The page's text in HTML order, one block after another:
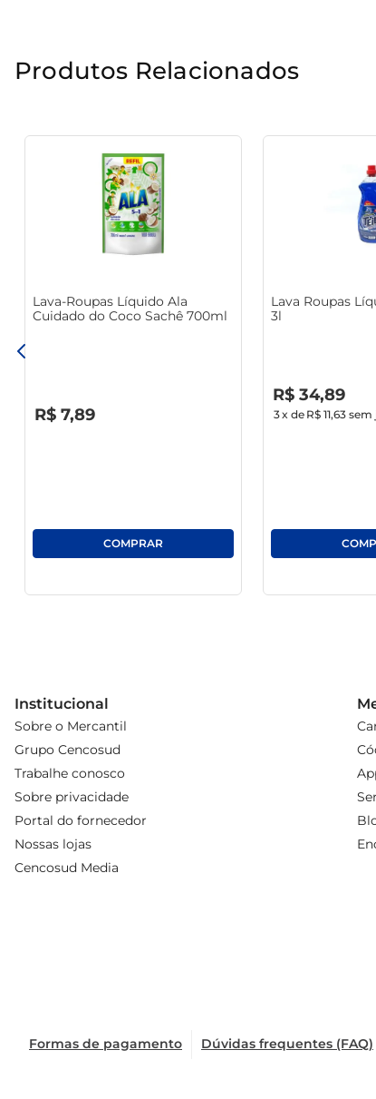
Compromisso com a Sustentabilidade
Ala se preocupa com o meio ambiente e a saúde
para um consumo mais consciente. Apostar nessa
Experimente o Lava Roupas Ala Embalagem
Produtos Relacionados
Lava-Roupas Líquido Ala
Cuidado do Coco Sachê 700ml
R$ 7,89
Lava Roupas
3l
R$ 34,89
3x de R$ 11,63sem
Institucional
Sobre o Mercantil
Grupo Cencosud
Trabalhe conosco
Sobre privacidade
Portal do fornecedor
Nossas lojas
Cencosud Media
Formas de pagamento Dúvidas frequentes (FAQ)